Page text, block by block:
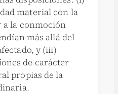
material con la
a la conmoción
más allá del
y (iii)
de carácter
propias de la